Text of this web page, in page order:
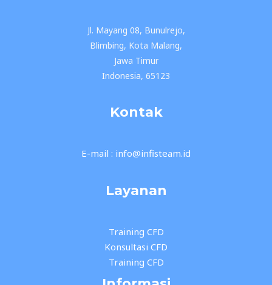
Jl. Mayang 08, Bunulrejo,
Blimbing, Kota Malang,
Jawa Timur
Indonesia, 65123
Kontak
E-mail : info@infisteam.id
Layanan
Training CFD
Konsultasi CFD
Training CFD